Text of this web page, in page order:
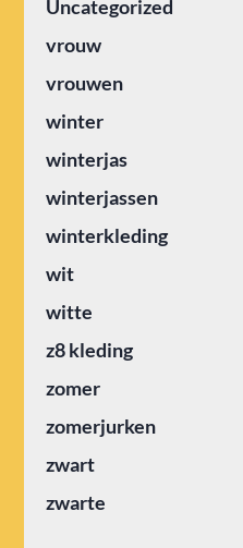
Uncategorized
vrouw
vrouwen
winter
winterjas
winterjassen
winterkleding
wit
witte
z8 kleding
zomer
zomerjurken
zwart
zwarte